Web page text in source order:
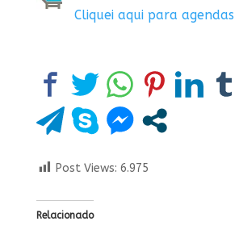
Cliquei aqui para agendas
Post Views: 6.975
Relacionado